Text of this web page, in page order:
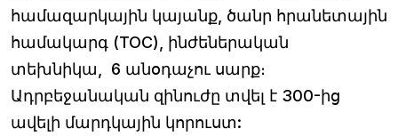
համազարկային կայանք, ծանր հրանետային
համակարգ (ТОС), ինժեներական
տեխնիկա, 6 անօդաչու սարք։
Ադրբեջանական զինուժը տվել է 300-ից
ավելի մարդկային կորուստ: